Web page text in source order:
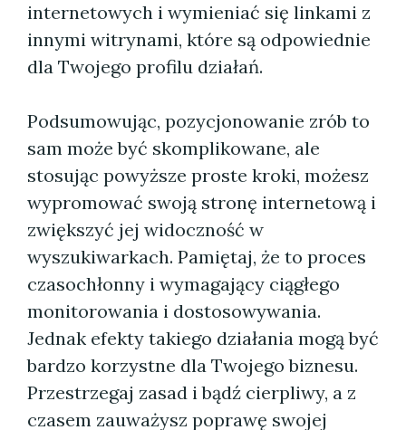
internetowych i wymieniać się linkami z
innymi witrynami, które są odpowiednie
dla Twojego profilu działań.
Podsumowując, pozycjonowanie zrób to
sam może być skomplikowane, ale
stosując powyższe proste kroki, możesz
wypromować swoją stronę internetową i
zwiększyć jej widoczność w
wyszukiwarkach. Pamiętaj, że to proces
czasochłonny i wymagający ciągłego
monitorowania i dostosowywania.
Jednak efekty takiego działania mogą być
bardzo korzystne dla Twojego biznesu.
Przestrzegaj zasad i bądź cierpliwy, a z
czasem zauważysz poprawę swojej